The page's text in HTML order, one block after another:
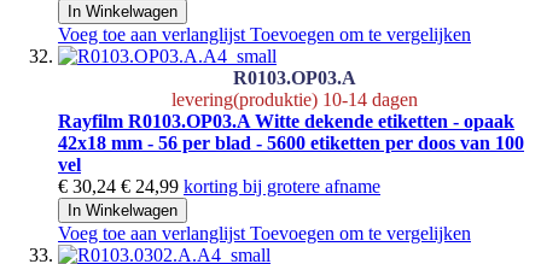
In Winkelwagen
Voeg toe aan verlanglijst Toevoegen om te vergelijken
R0103.OP03.A
levering(produktie) 10-14 dagen
Rayfilm R0103.OP03.A Witte dekende etiketten - opaak
42x18 mm - 56 per blad - 5600 etiketten per doos van 100
vel
€ 30,24 € 24,99 korting bij grotere afname
In Winkelwagen
Voeg toe aan verlanglijst Toevoegen om te vergelijken